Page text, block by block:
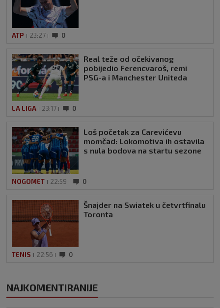
ATP 23:27 0
Real teže od očekivanog
pobijedio Ferencvaroš, remi
PSG-a i Manchester Uniteda
LA LIGA 23:17 0
Loš početak za Carevićevu
momčad: Lokomotiva ih ostavila
s nula bodova na startu sezone
NOGOMET 22:59 0
Šnajder na Swiatek u četvrtfinalu
Toronta
TENIS 22:56 0
NAJKOMENTIRANIJE